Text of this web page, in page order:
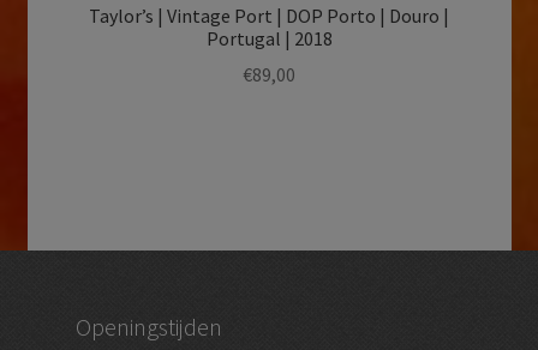
Taylor’s | Vintage Port | DOP Porto | Douro |
Portugal | 2018
€89,00
Openingstijden